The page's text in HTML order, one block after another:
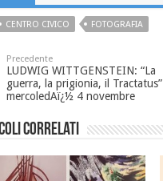
CENTRO CIVICO FOTOGRAFIA
Precedente
LUDWIG WITTGENSTEIN: “La
guerra, la prigionia, il Tractatus”
mercoledAï¿½ 4 novembre
correlati